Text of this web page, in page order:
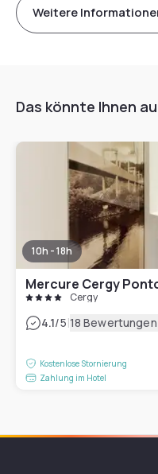
Weitere
Das könnte Ihnen
10h - 18h
Mercure Cergy
Cergy
4.1/5|18 Bewertungen
Kostenlose Stornierung
Zahlung im Hotel